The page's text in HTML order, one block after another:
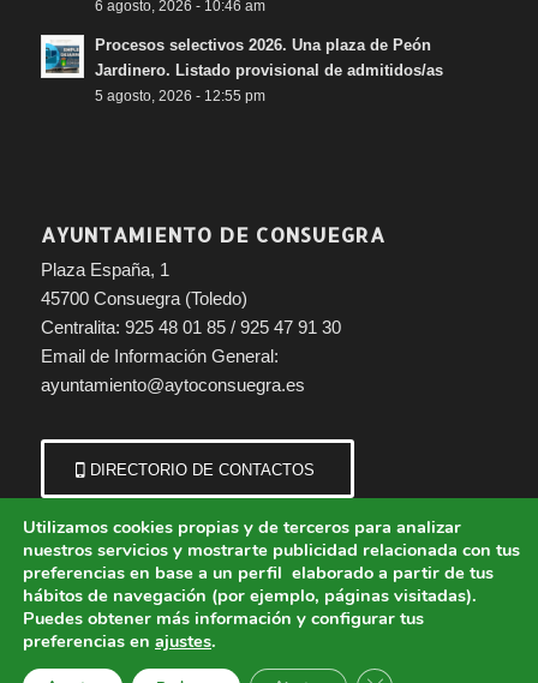
6 agosto, 2026 - 10:46 am
Procesos selectivos 2026. Una plaza de Peón
Jardinero. Listado provisional de admitidos/as
5 agosto, 2026 - 12:55 pm
AYUNTAMIENTO DE CONSUEGRA
Plaza España, 1
45700 Consuegra (Toledo)
Centralita: 925 48 01 85 / 925 47 91 30
Email de Información General:
ayuntamiento@aytoconsuegra.es
DIRECTORIO DE CONTACTOS
© Copyright - Ayuntamiento de Consuegra (Toledo) | Portal municipal.
Utilizamos cookies propias y de terceros para analizar
nuestros servicios y mostrarte publicidad relacionada con tus
preferencias en base a un perfil elaborado a partir de tus
hábitos de navegación (por ejemplo, páginas visitadas).
Puedes obtener más información y configurar tus
preferencias en ajustes.